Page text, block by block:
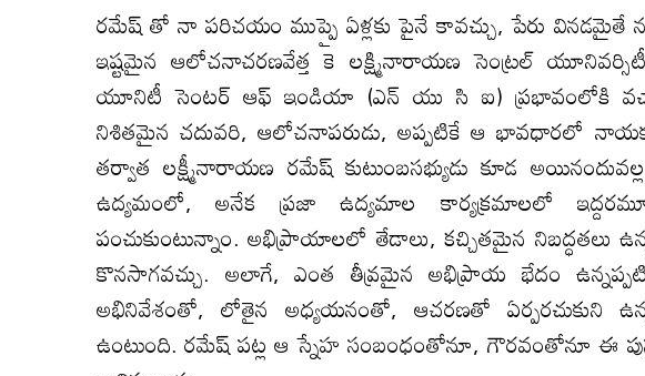
రమేష్ తో నా పరిచయం ముప్పై ఏళ్లకు పైనే కావచ్చు, పేరు వినడమైతే
ఇష్టమైన ఆలోచనాచరణవేత్త కె లక్ష్మినారాయణ సెంట్రల్
యూనిటీ సెంటర్ ఆఫ్ ఇండియా (ఎన్ యు సి ఐ) ప్రభావంలోకి
నిశితమైన చదువరి, ఆలోచనాపరుడు, అప్పటికే ఆ భావధారలో
తర్వాత లక్ష్మీనారాయణ రమేష్ కుటుంబసభ్యుడు కూడ
ఉద్యమంలో, అనేక ప్రజా ఉద్యమాల కార్యక్రమాలలో ఇద్దరమూ
పంచుకుంటున్నాం. అభిప్రాయాలలో తేడాలు, కచ్చితమైన నిబద్ధతలు
కొనసాగవచ్చు. అలాగే, ఎంత తీవ్రమైన అభిప్రాయ భేదం
అభినివేశంతో, లోతైన అధ్యయనంతో, ఆచరణతో ఏర్పరచుకుని
ఉంటుంది. రమేష్ పట్ల ఆ స్నేహ సంబంధంతోనూ, గౌరవంతోనూ ఈ